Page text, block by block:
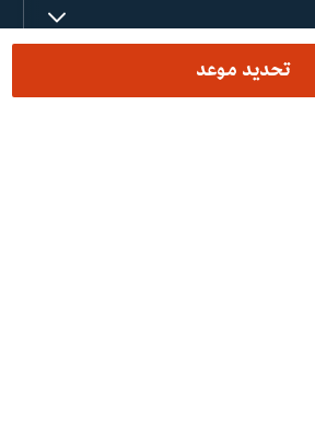
تحديد موعد